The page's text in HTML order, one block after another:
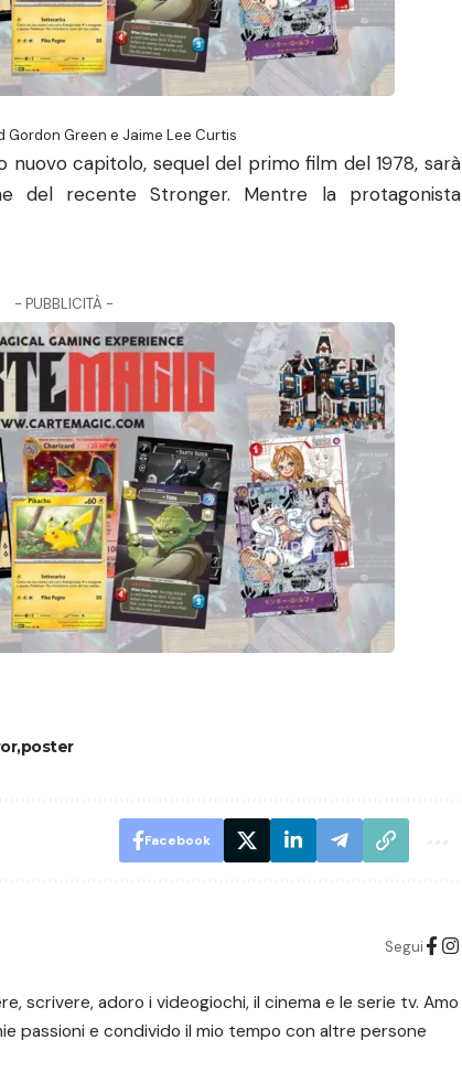
Gordon Green e Jaime Lee Curtis
nuovo capitolo, sequel del primo film del 1978, sarà
del recenteStronger. Mentre la protagonista
- PUBBLICITÀ -
poster
Facebook
Segui
scrivere, adoro i videogiochi, il cinema e le serie tv. Amo
passioni e condivido il mio tempo con altre persone